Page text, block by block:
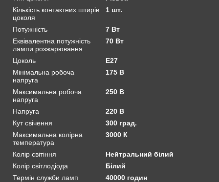
Кількість контактних штирів
цоколя
1 шт.
Потужність
7 Вт
Еквівалентна потужність
лампи розжарювання
70 Вт
Цоколь
E27
Мінімальна робоча
напруга
175 В
Максимальна робоча
напруга
250 В
Напруга
220 В
Кут свічення
300 град.
Максимальна колірна
температура
3000 К
Колір світіння
Нейтральний білий
Колір світлодіода
Білий
Термін служби ламп
40000 годин